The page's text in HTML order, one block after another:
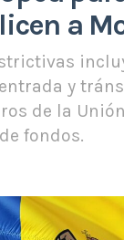
a
y
de la
fondos.